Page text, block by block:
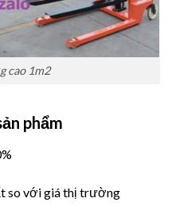
cao 1m2
phẩm
so với giá thị trường